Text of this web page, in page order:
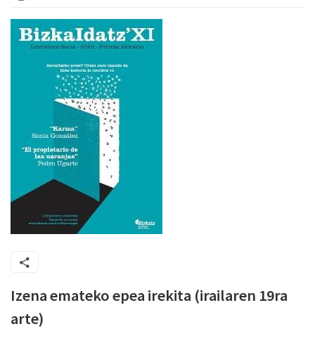
Izena emateko epea irekita (irailaren 19ra
arte)